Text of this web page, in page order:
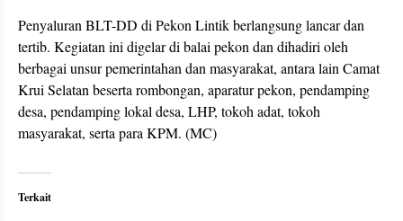
Penyaluran BLT-DD di Pekon Lintik berlangsung lancar dan
tertib. Kegiatan ini digelar di balai pekon dan dihadiri oleh
berbagai unsur pemerintahan dan masyarakat, antara lain Camat
Krui Selatan beserta rombongan, aparatur pekon, pendamping
desa, pendamping lokal desa, LHP, tokoh adat, tokoh
masyarakat, serta para KPM. (MC)
Terkait